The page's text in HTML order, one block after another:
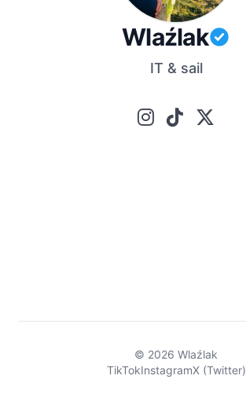
Wlaźlak
IT & sail
© 2026 Wlaźlak
TikTokInstagramX (Twitter)